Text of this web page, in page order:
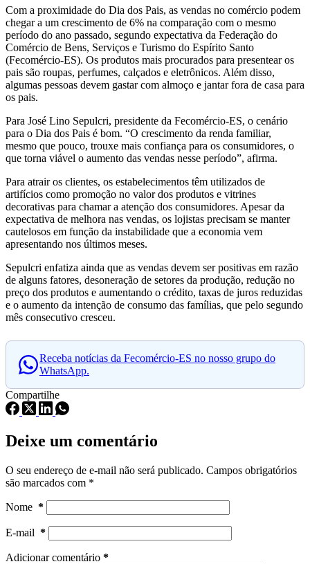
Com a proximidade do Dia dos Pais, as vendas no comércio podem
chegar a um crescimento de 6% na comparação com o mesmo
período do ano passado, segundo expectativa da Federação do
Comércio de Bens, Serviços e Turismo do Espírito Santo
(Fecomércio-ES). Os produtos mais procurados para presentear os
pais são roupas, perfumes, calçados e eletrônicos. Além disso,
algumas pessoas devem gastar com almoço e jantar fora de casa para
os pais.
Para José Lino Sepulcri, presidente da Fecomércio-ES, o cenário
para o Dia dos Pais é bom. “O crescimento da renda familiar,
mesmo que pouco, trouxe mais confiança para os consumidores, o
que torna viável o aumento das vendas nesse período”, afirma.
Para atrair os clientes, os estabelecimentos têm utilizados de
artifícios como promoção no valor dos produtos e vitrines
decorativas para chamar a atenção dos consumidores. Apesar da
expectativa de melhora nas vendas, os lojistas precisam se manter
cautelosos em função da instabilidade que a economia vem
apresentando nos últimos meses.
Sepulcri enfatiza ainda que as vendas devem ser positivas em razão
de alguns fatores, desoneração de setores da produção, redução no
preço dos produtos e aumentando o crédito, taxas de juros reduzidas
e o aumento da intenção de consumo das famílias, que pelo segundo
mês consecutivo cresceu.
Receba notícias da Fecomércio-ES no nosso grupo do
WhatsApp.
Compartilhe
Deixe um comentário
O seu endereço de e-mail não será publicado. Campos obrigatórios
são marcados com *
Nome *
E-mail *
Adicionar comentário *